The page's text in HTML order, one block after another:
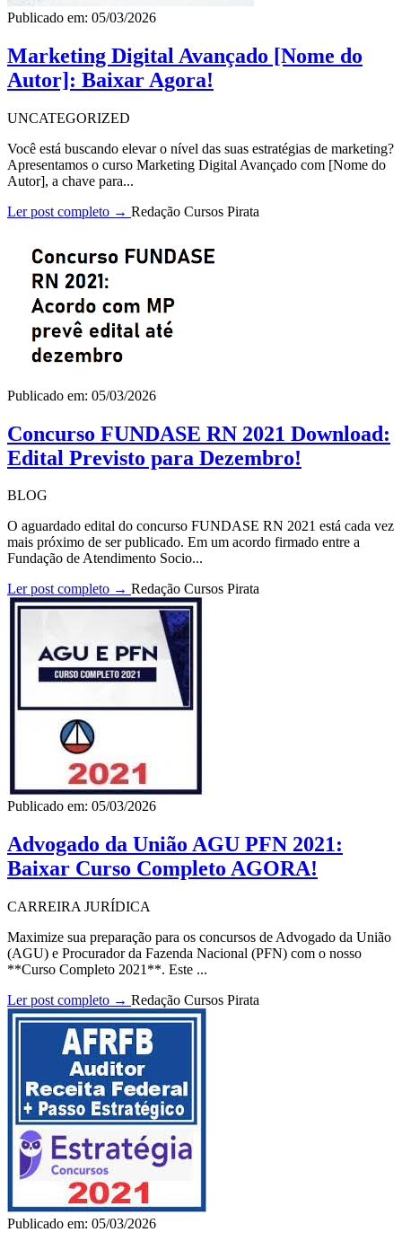
Publicado em: 05/03/2026
Marketing Digital Avançado [Nome do
Autor]: Baixar Agora!
UNCATEGORIZED
Você está buscando elevar o nível das suas estratégias de marketing?
Apresentamos o curso Marketing Digital Avançado com [Nome do
Autor], a chave para...
Ler post completo → Redação Cursos Pirata
Publicado em: 05/03/2026
Concurso FUNDASE RN 2021 Download:
Edital Previsto para Dezembro!
BLOG
O aguardado edital do concurso FUNDASE RN 2021 está cada vez
mais próximo de ser publicado. Em um acordo firmado entre a
Fundação de Atendimento Socio...
Ler post completo → Redação Cursos Pirata
Publicado em: 05/03/2026
Advogado da União AGU PFN 2021:
Baixar Curso Completo AGORA!
CARREIRA JURÍDICA
Maximize sua preparação para os concursos de Advogado da União
(AGU) e Procurador da Fazenda Nacional (PFN) com o nosso
**Curso Completo 2021**. Este ...
Ler post completo → Redação Cursos Pirata
Publicado em: 05/03/2026